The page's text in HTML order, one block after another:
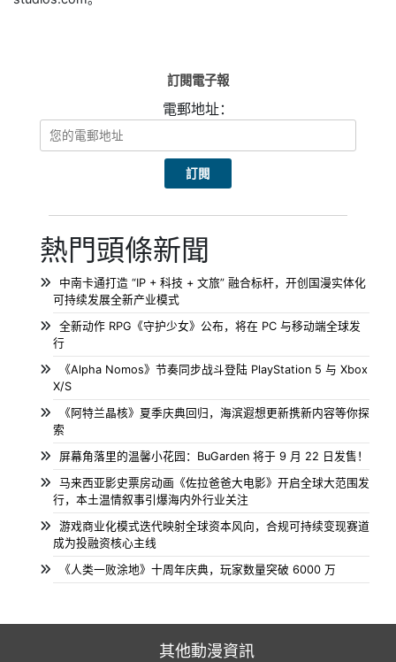
訂閱電子報
電郵地址：
熱門頭條新聞
中南卡通打造 “IP + 科技 + 文旅” 融合标杆，开创国漫实体化
可持续发展全新产业模式
全新动作 RPG《守护少女》公布，将在 PC 与移动端全球发
行
《Alpha Nomos》节奏同步战斗登陆 PlayStation 5 与 Xbox
X/S
《阿特兰晶核》夏季庆典回归，海滨遐想更新携新内容等你探
索
屏幕角落里的温馨小花园：BuGarden 将于 9 月 22 日发售！
马来西亚影史票房动画《佐拉爸爸大电影》开启全球大范围发
行，本土温情叙事引爆海内外行业关注
游戏商业化模式迭代映射全球资本风向，合规可持续变现赛道
成为投融资核心主线
《人类一败涂地》十周年庆典，玩家数量突破 6000 万
其他動漫資訊